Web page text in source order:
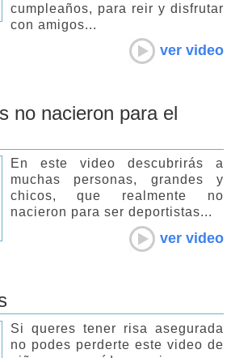
cumpleaños, para reir y disfrutar
con amigos...
ver video
no nacieron para el
En este video descubrirás a
muchas personas, grandes y
chicos, que realmente no
nacieron para ser deportistas...
ver video
Si queres tener risa asegurada
no podes perderte este video de